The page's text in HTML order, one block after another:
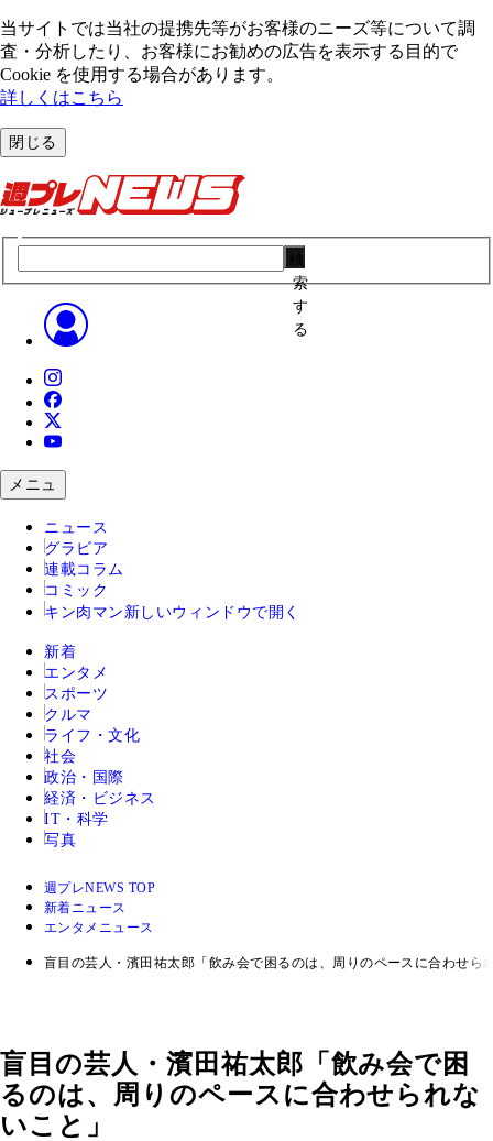
当サイトでは当社の提携先等がお客様のニーズ等について調
査・分析したり、お客様にお勧めの広告を表⽰する⽬的で
Cookie を使⽤する場合があります。
詳しくはこちら
閉じる
索
す
る
メニュ
ニュース
グラビア
連載コラム
コミック
キン肉マン 新しいウィンドウで開く
新着
エンタメ
スポーツ
クルマ
ライフ・文化
社会
政治・国際
経済・ビジネス
IT・科学
写真
週プレNEWS TOP
新着ニュース
エンタメニュース
盲目の芸人・濱田祐太郎「飲み会で困るのは、周りのペースに合わせら
盲目の芸人・濱田祐太郎「飲み会で困
るのは、周りのペースに合わせられな
いこと」